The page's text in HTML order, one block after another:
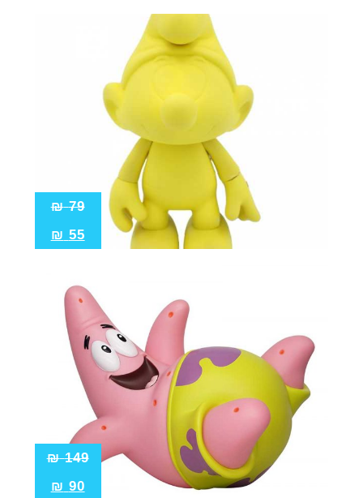
79
₪
55
₪
149
₪
90
₪